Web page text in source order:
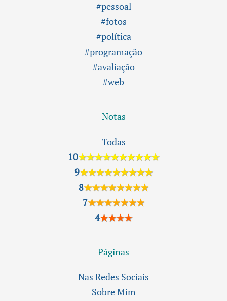
#pessoal
#fotos
#política
#programação
#avaliação
#web
Notas
Todas
10★★★★★★★★★★
9★★★★★★★★★
8★★★★★★★★
7★★★★★★★
4★★★★
Páginas
Nas Redes Sociais
Sobre Mim